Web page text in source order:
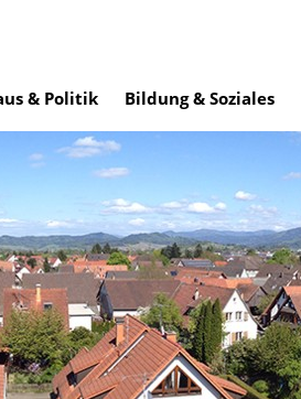
& Politik Bildung & Soziales